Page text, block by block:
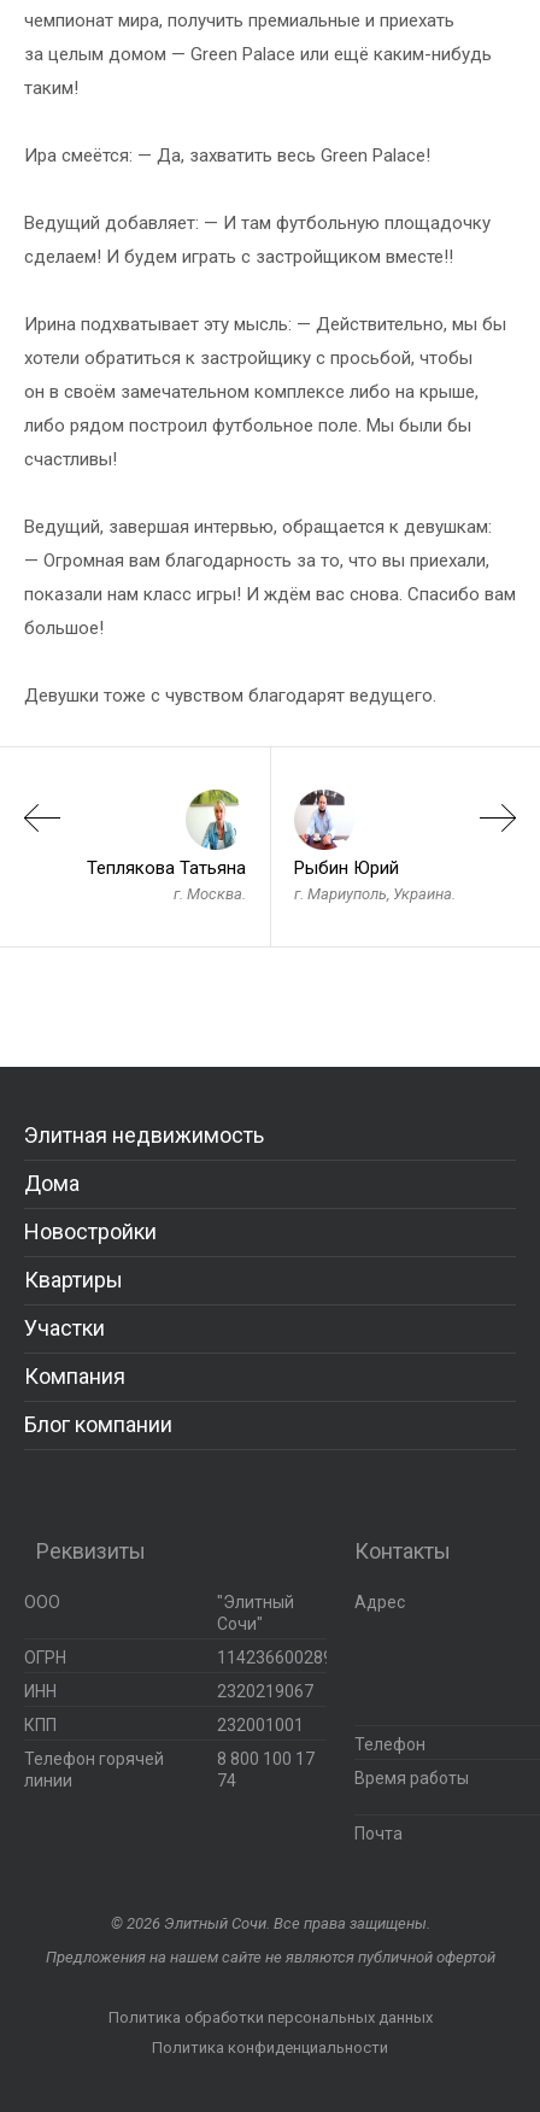
чемпионат мира, получить премиальные и приехать
за целым домом — Green Palace или ещё каким-нибудь
таким!
Ира смеётся: — Да, захватить весь Green Palace!
Ведущий добавляет: — И там футбольную площадочку
сделаем! И будем играть с застройщиком вместе!!
Ирина подхватывает эту мысль: — Действительно, мы бы
хотели обратиться к застройщику с просьбой, чтобы
он в своём замечательном комплексе либо на крыше,
либо рядом построил футбольное поле. Мы были бы
счастливы!
Ведущий, завершая интервью, обращается к девушкам:
— Огромная вам благодарность за то, что вы приехали,
показали нам класс игры! И ждём вас снова. Спасибо вам
большое!
Девушки тоже с чувством благодарят ведущего.
Теплякова Татьяна
г. Москва.
Рыбин Юрий
г. Мариуполь, Украина.
Элитная недвижимость
Дома
Новостройки
Квартиры
Участки
Компания
Блог компании
Реквизиты
ООО
"Элитный
Сочи"
ОГРН
1142366002899
ИНН
2320219067
КПП
232001001
Телефон горячей
линии
8 800 100 17
74
Контакты
Адрес
Телефон
Время работы
Почта
© 2026 Элитный Сочи. Все права защищены.
Предложения на нашем сайте не являются публичной офертой
Политика обработки персональных данных
Политика конфиденциальности